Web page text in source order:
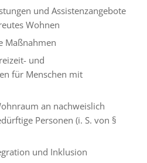
und Assistenzangebote
Wohnen
Maßnahmen
und
für Menschen mit
an nachweislich
Personen (i. S. von §
und Inklusion